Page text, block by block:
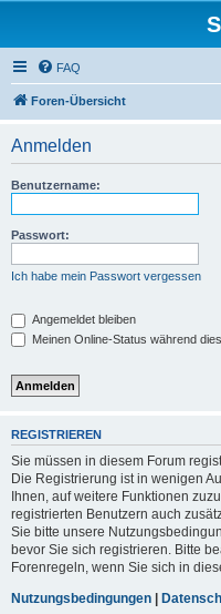
FAQ
Foren-Übersicht
Anmelden
Benutzername:
Passwort:
Ich habe mein Passwort vergessen
Angemeldet bleiben
Meinen Online-Status während
REGISTRIEREN
Sie müssen in diesem Forum
Die Registrierung ist in wenigen
Ihnen, auf weitere Funktionen
registrierten Benutzern auch
Sie bitte unsere
bevor Sie sich registrieren. Bitte
Forenregeln, wenn Sie sich in
Nutzungsbedingungen |